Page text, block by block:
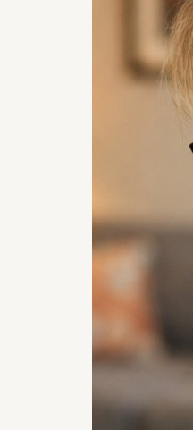
Spelregels
Verzenden